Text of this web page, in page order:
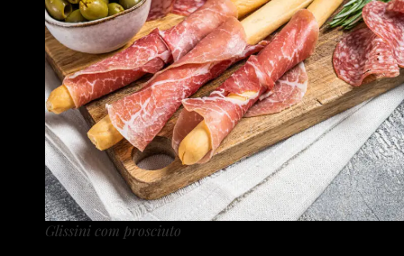
Glissini com prosciuto